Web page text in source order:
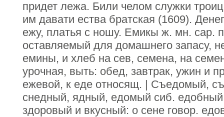
придет лежа. Били челом служки
им давати ества братская (1609).
ежу, платья с ношу. Емикы ж. мн. сар.
оставляемый для домашнего запасу,
емины, и хлеб на сев, семена, на
урочная, выть: обед, завтрак, ужин и
ежевой, к еде относящ. | Съедомый,
снедный, ядный, едомый сиб.
здоровый и вкусный: о сене говор.